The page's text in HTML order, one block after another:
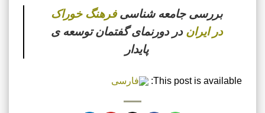
بررسی جامعه شناسیفرهنگ خوراک
در ایران در دورنمای گفتمان توسعه ی
پایدار
This post is available: